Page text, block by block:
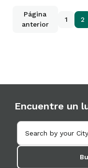
Página
anterior
1 2
Encuentre un